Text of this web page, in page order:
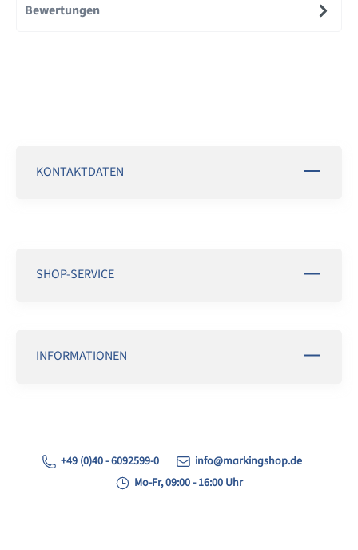
Bewertungen
KONTAKTDATEN
SHOP-SERVICE
INFORMATIONEN
+49 (0)40 - 6092599-0
info@markingshop.de
Mo-Fr, 09:00 - 16:00 Uhr